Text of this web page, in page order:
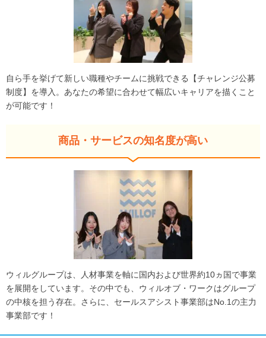
自ら手を挙げて新しい職種やチームに挑戦できる【チャレンジ公募
制度】を導入。あなたの希望に合わせて幅広いキャリアを描くこと
が可能です！
商品・サービスの知名度が高い
ウィルグループは、人材事業を軸に国内および世界約10ヵ国で事業
を展開をしています。その中でも、ウィルオブ・ワークはグループ
の中核を担う存在。さらに、セールスアシスト事業部はNo.1の主力
事業部です！